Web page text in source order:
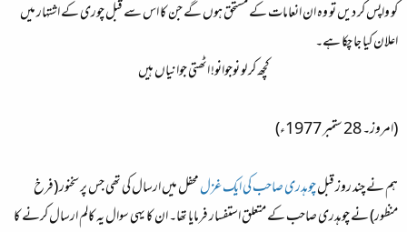
کو واپس کر دیں تو وہ ان انعامات کے مستحق ہوں گے جن کا اس سے قبل چوری کے اشتہار میں
اعلان کیا جا چکا ہے۔
کچھ کر لو نوجوانو! اٹھتی جوانیاں ہیں
(امروز۔ 28 ستمبر 1977ء)
ہم نے چند روز قبلچوہدری صاحب کی ایک غزلمحفل میں ارسال کی تھی جس پر سخنور (فرخ
منظور) نے چوہدری صاحب کے متعلق استفسار فرمایا تھا۔ ان کا یہی سوال یہ کالم ارسال کرنے کا